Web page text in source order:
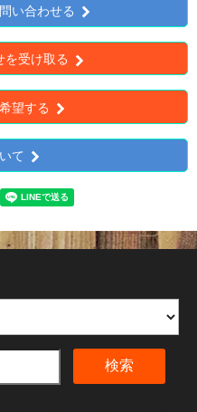
い合わせる
を受け取る
望する
て
検索